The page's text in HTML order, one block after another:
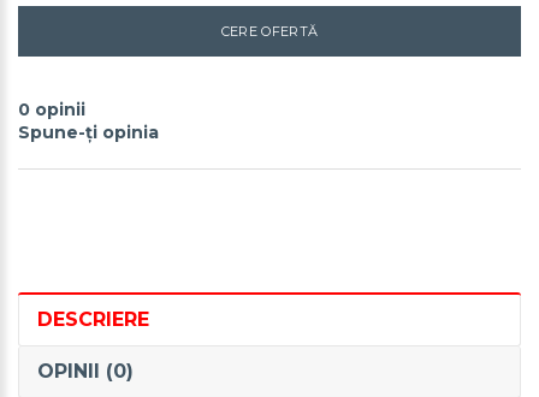
CERE OFERTĂ
0 opinii
Spune-ţi opinia
DESCRIERE
OPINII (0)